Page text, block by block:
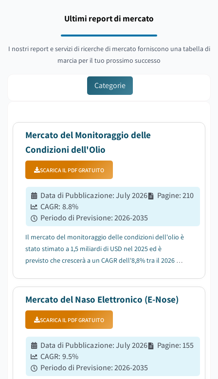
Ultimi report di mercato
I nostri report e servizi di ricerche di mercato forniscono una tabella di
marcia per il tuo prossimo successo
Categorie
Mercato del Monitoraggio delle
Condizioni dell'Olio
SCARICA IL PDF GRATUITO
Data di Pubblicazione:July 2026 Pagine:210
CAGR: 8.8%
Periodo di Previsione:2026-2035
Il mercato del monitoraggio delle condizioni dell'olio è
stato stimato a 1,5 miliardi di USD nel 2025 ed è
previsto che crescerà a un CAGR dell'8,8% tra il 2026 e il
Mercato del Naso Elettronico (E-Nose)
SCARICA IL PDF GRATUITO
Data di Pubblicazione:July 2026 Pagine:155
CAGR: 9.5%
Periodo di Previsione:2026-2035